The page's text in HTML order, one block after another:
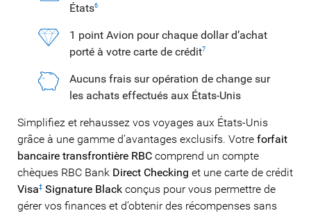
États6
1 point Avion pour chaque dollar d’achat
porté à votre carte de crédit7
Aucuns frais sur opération de change sur
les achats effectués aux États-Unis
Simplifiez et rehaussez vos voyages aux États-Unis
grâce à une gamme d’avantages exclusifs. Votre forfait
bancaire transfrontière RBC comprend un compte
chèques RBC Bank Direct Checking et une carte de crédit
Visa‡ Signature Black conçus pour vous permettre de
gérer vos finances et d’obtenir des récompenses sans